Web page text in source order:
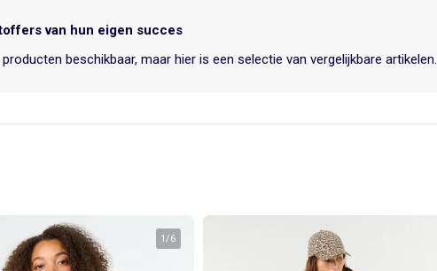
van hun eigen succes
beschikbaar, maar hier is een selectie van vergelijkbare artikelen.
1/6